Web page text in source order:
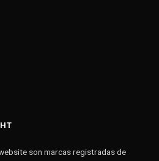
son marcas registradas de